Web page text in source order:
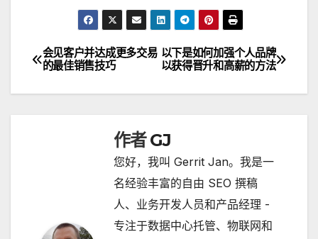
文
章
以下是如何加强个人品牌
以获得晋升和高薪的方法
会见客户并达成更多交易
的最佳销售技巧
作者GJ
您好，我叫 Gerrit Jan。我是一
名经验丰富的自由 SEO 撰稿
人、业务开发人员和产品经理 -
专注于数据中心托管、物联网和